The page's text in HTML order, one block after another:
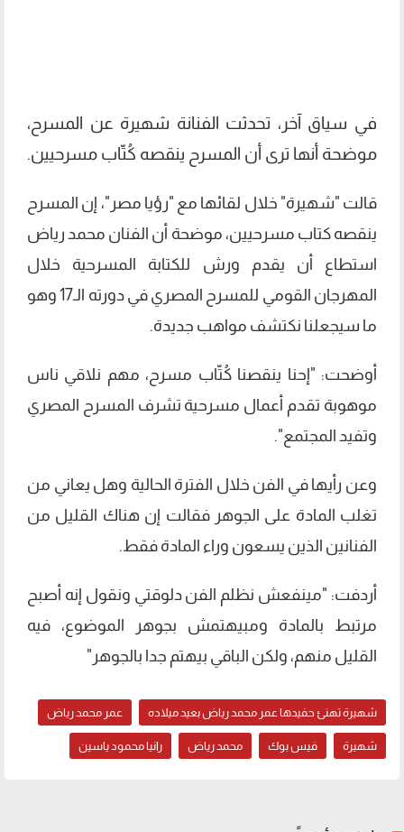
في سياق آخر، تحدثت الفنانة شهيرة عن المسرح،
موضحة أنها ترى أن المسرح ينقصه كُتّاب مسرحيين.
قالت "شهيرة" خلال لقائها مع "رؤيا مصر"، إن المسرح
ينقصه كتاب مسرحيين، موضحة أن الفنان محمد رياض
استطاع أن يقدم ورش للكتابة المسرحية خلال
المهرجان القومي للمسرح المصري في دورته الـ17 وهو
ما سيجعلنا نكتشف مواهب جديدة.
أوضحت: "إحنا ينقصنا كُتّاب مسرح، مهم نلاقي ناس
موهوبة تقدم أعمال مسرحية تشرف المسرح المصري
وتفيد المجتمع".
وعن رأيها في الفن خلال الفترة الحالية وهل يعاني من
تغلب المادة على الجوهر فقالت إن هناك القليل من
الفنانين الذين يسعون وراء المادة فقط.
أردفت: "مينفعش نظلم الفن دلوقتي ونقول إنه أصبح
مرتبط بالمادة ومبيهتمش بجوهر الموضوع، فيه
القليل منهم، ولكن الباقي بيهتم جدا بالجوهر"
شهيرة تهنئ حفيدها عمر محمد رياض بعيد ميلاده عمر محمد رياض
شهيرة فيس بوك محمد رياض رانيا محمود ياسين